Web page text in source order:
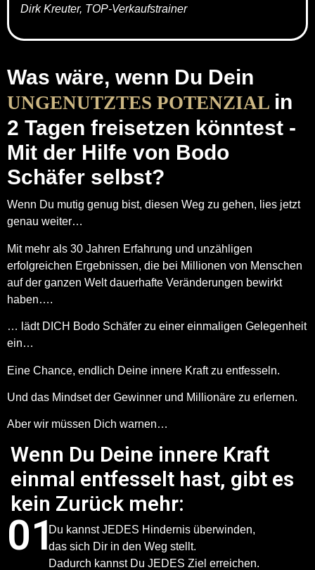
Dirk Kreuter, TOP-Verkaufstrainer
Was wäre, wenn Du Dein
UNGENUTZTES POTENZIAL in
2 Tagen freisetzen könntest -
Mit der Hilfe von Bodo
Schäfer selbst?
Wenn Du mutig genug bist, diesen Weg zu gehen, lies jetzt
genau weiter…
Mit mehr als 30 Jahren Erfahrung und unzähligen
erfolgreichen Ergebnissen, die bei Millionen von Menschen
auf der ganzen Welt dauerhafte Veränderungen bewirkt
haben….
… lädt DICH Bodo Schäfer zu einer einmaligen Gelegenheit
ein…
Eine Chance, endlich Deine innere Kraft zu entfesseln.
Und das Mindset der Gewinner und Millionäre zu erlernen.
Aber wir müssen Dich warnen…
Wenn Du Deine innere Kraft
einmal entfesselt hast, gibt es
kein Zurück mehr:
01Du kannst JEDES Hindernis überwinden,
das sich Dir in den Weg stellt.
Dadurch kannst Du JEDES Ziel erreichen.